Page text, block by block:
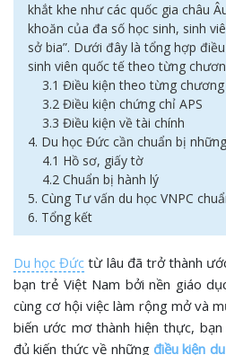
khắt khe như các quốc gia châu
khoăn của đa số học sinh, sinh
sở bia”. Dưới đây là tổng hợp
sinh viên quốc tế theo từng
3.1 Điều kiện theo từng
3.2 Điều kiện chứng chỉ APS
3.3 Điều kiện về tài chính
4. Du học Đức cần chuẩn bị
4.1 Hồ sơ, giấy tờ
4.2 Chuẩn bị hành lý
5. Cùng Tư vấn du học VNPC
6. Tổng kết
Du học Đức từ lâu đã trở thành
bạn trẻ Việt Nam bởi nền giáo
cùng cơ hội việc làm rộng mở và
biến ước mơ thành hiện thực,
đủ kiến thức về những điều kiện